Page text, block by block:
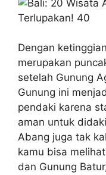
Dengan
merupakan
setelah Gunung
Gunung ini
pendaki karena
aman untuk
Abang juga tak
kamu bisa
dan Gunung